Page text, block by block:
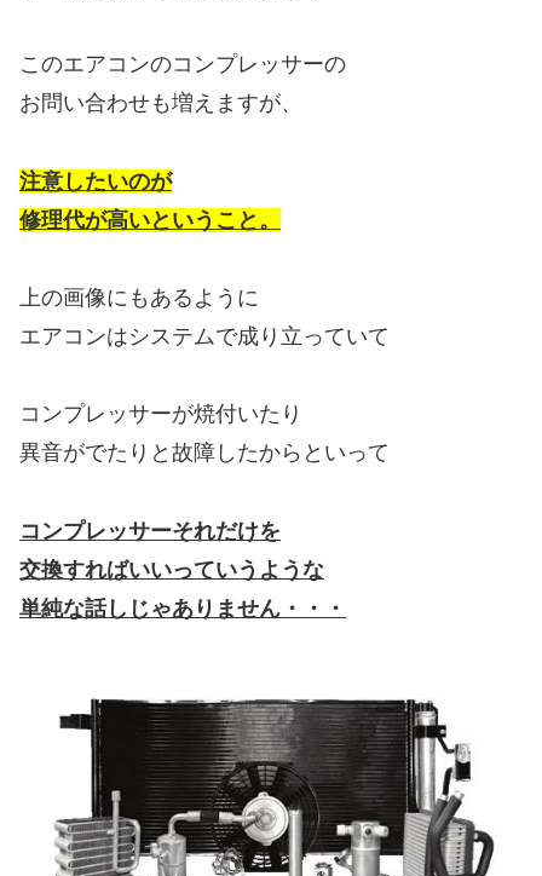
このエアコンのコンプレッサーの
お問い合わせも増えますが、
注意したいのが
修理代が高いということ。
上の画像にもあるように
エアコンはシステムで成り立っていて
コンプレッサーが焼付いたり
異音がでたりと故障したからといって
コンプレッサーそれだけを
交換すればいいっていうような
単純な話しじゃありません・・・